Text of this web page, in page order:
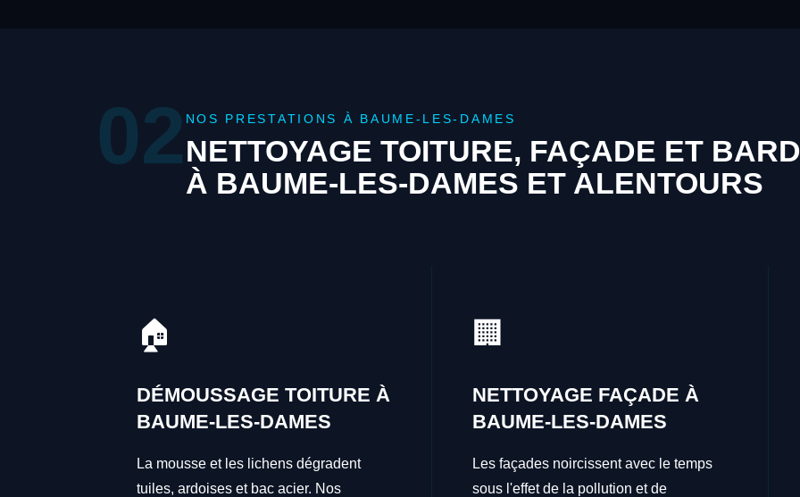
02 NOS PRESTATIONS À BAUME-LES-DAMES
NETTOYAGE TOITURE, FAÇADE ET
À BAUME-LES-DAMES ET ALENTOURS
🏠
DÉMOUSSAGE TOITURE À
BAUME-LES-DAMES
La mousse et les lichens dégradent
tuiles, ardoises et bac acier. Nos
🏢
NETTOYAGE FAÇADE À
BAUME-LES-DAMES
Les façades noircissent avec le temps
sous l'effet de la pollution et de